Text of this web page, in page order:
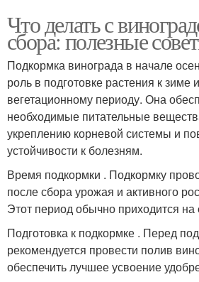
Что делать с
сбора: полезные
Подкормка винограда в начале
роль в подготовке растения к
вегетационному периоду. Она
необходимые питательные
укреплению корневой системы и
устойчивости к болезням.
Время подкормки . Подкормку
после сбора урожая и активного
Этот период обычно приходится на
Подготовка к подкормке . Перед
рекомендуется провести полив
обеспечить лучшее усвоение